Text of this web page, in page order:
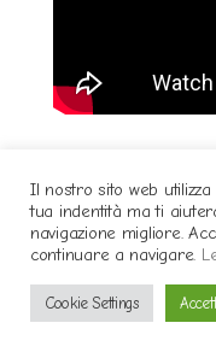
NOTAG
Il nostro sito web
tua indentità ma ti
navigazione migliore.
continuare a navigare.
Cookie Settings